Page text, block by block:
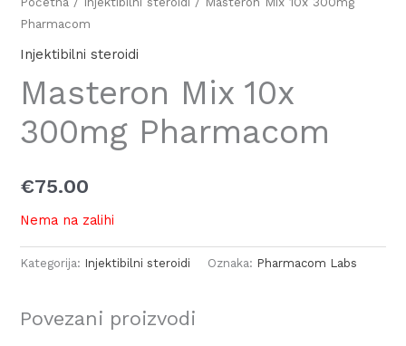
Pharmacom
Injektibilni steroidi
Masteron Mix 10x
300mg Pharmacom
€75.00
Nema na zalihi
Kategorija: Injektibilni steroidi Oznaka: Pharmacom Labs
Povezani proizvodi